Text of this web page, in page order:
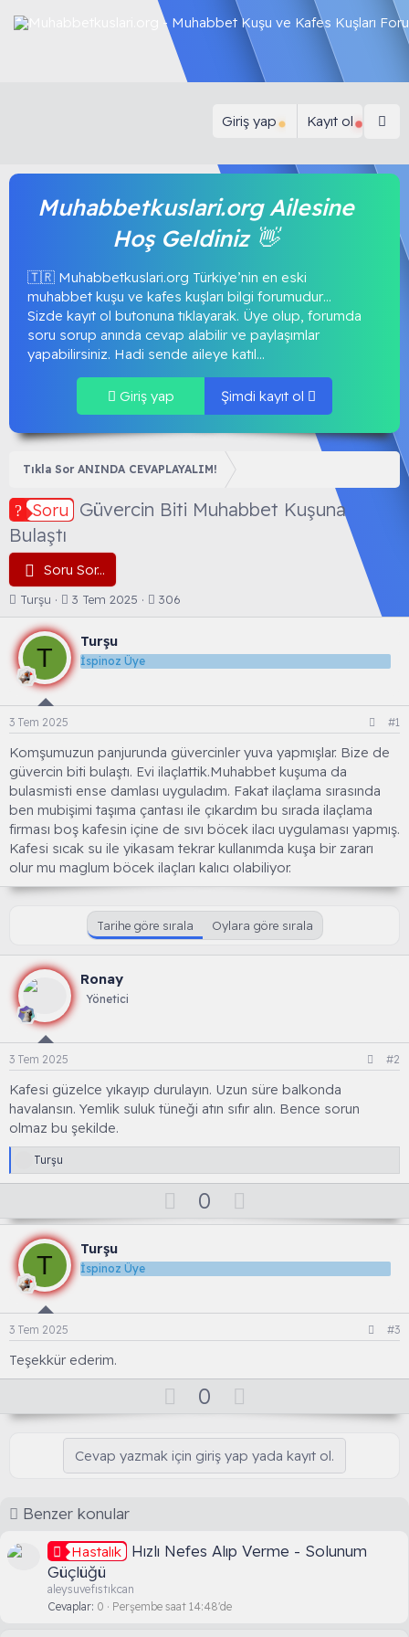
Giriş yap Kayıt ol
Muhabbetkuslari.org Ailesine
Hoş Geldiniz 👋
🇹🇷 Muhabbetkuslari.org Türkiye’nin en eski
muhabbet kuşu ve kafes kuşları bilgi forumudur…
Sizde kayıt ol butonuna tıklayarak. Üye olup, forumda
soru sorup anında cevap alabilir ve paylaşımlar
yapabilirsiniz. Hadi sende aileye katıl...
Giriş yap Şimdi kayıt ol
Tıkla Sor ANINDA CEVAPLAYALIM!
Soru
Güvercin Biti Muhabbet Kuşuna
Bulaştı
Soru Sor...
K
o
n
b
u
y
a
a
t
a
n
Turşu
B
a
l
a
n
ç
r
h
i
3 Tem 2025 306
T
Turşu
İspinoz Üye
3 Tem 2025 #1
Komşumuzun panjurunda güvercinler yuva yapmışlar. Bize de
güvercin biti bulaştı. Evi ilaçlattik.Muhabbet kuşuma da
bulasmisti ense damlası uyguladım. Fakat ilaçlama sırasında
ben mubişimi taşıma çantası ile çıkardım bu sırada ilaçlama
firması boş kafesin içine de sıvı böcek ilacı uygulaması yapmış.
Kafesi sıcak su ile yikasam tekrar kullanımda kuşa bir zararı
olur mu maglum böcek ilaçları kalıcı olabiliyor.
Tarihe göre sırala Oylara göre sırala
Ronay
Yönetici
3 Tem 2025 #2
Kafesi güzelce yıkayıp durulayın. Uzun süre balkonda
havalansın. Yemlik suluk tüneği atın sıfır alın. Bence sorun
olmaz bu şekilde.
T
e
p
i
l
e
r
:
Turşu
O
y
a
0
o
n
o
T
Turşu
İspinoz Üye
3 Tem 2025 #3
Teşekkür ederim.
O
y
l
a
0
o
w
n
v
e
Cevap yazmak için giriş yap yada kayıt ol.
Benzer konular
Hastalık
Hızlı Nefes Alıp Verme - Solunum
Güçlüğü
aleysuvefıstıkcan
Cevaplar 0 Perşembe saat 14:48'de